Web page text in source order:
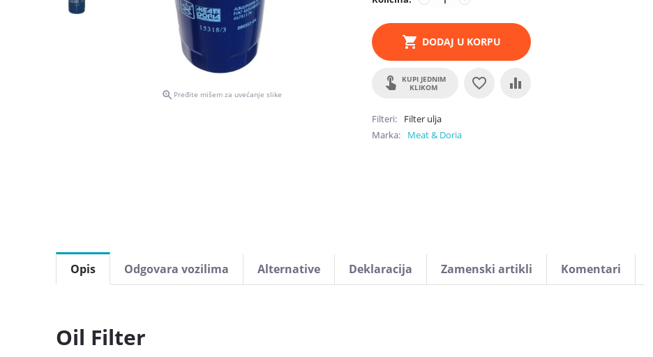
 Pređite mišem za uvećanje slike
DODAJ U KORPU
KUPI JEDNIM
KLIKOM
Filteri
Filter ulja
Marka
Meat & Doria
Opis Odgovara vozilima Alternative Deklaracija Zamenski artikli Komentari
Oil Filter